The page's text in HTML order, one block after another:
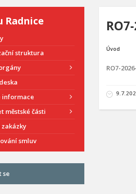
Úvod
RO7-
Radnice
struktura
informace
městské části
smluv
se